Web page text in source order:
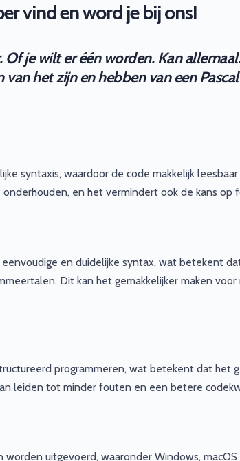
vind en word je bij ons!
Of je wilt er één worden. Kan
het zijn en hebben van een
syntaxis, waardoor de code makkelijk
en het vermindert ook de kans op
en duidelijke syntax, wat betekent
Dit kan het gemakkelijker maken
programmeren, wat betekent dat het
leiden tot minder fouten en een betere
worden uitgevoerd, waaronder Windows,